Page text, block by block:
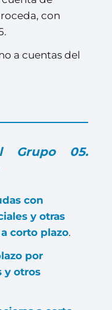
con
a cuentas del
Grupo 05.
con
y otras
corto plazo.
por
y otros